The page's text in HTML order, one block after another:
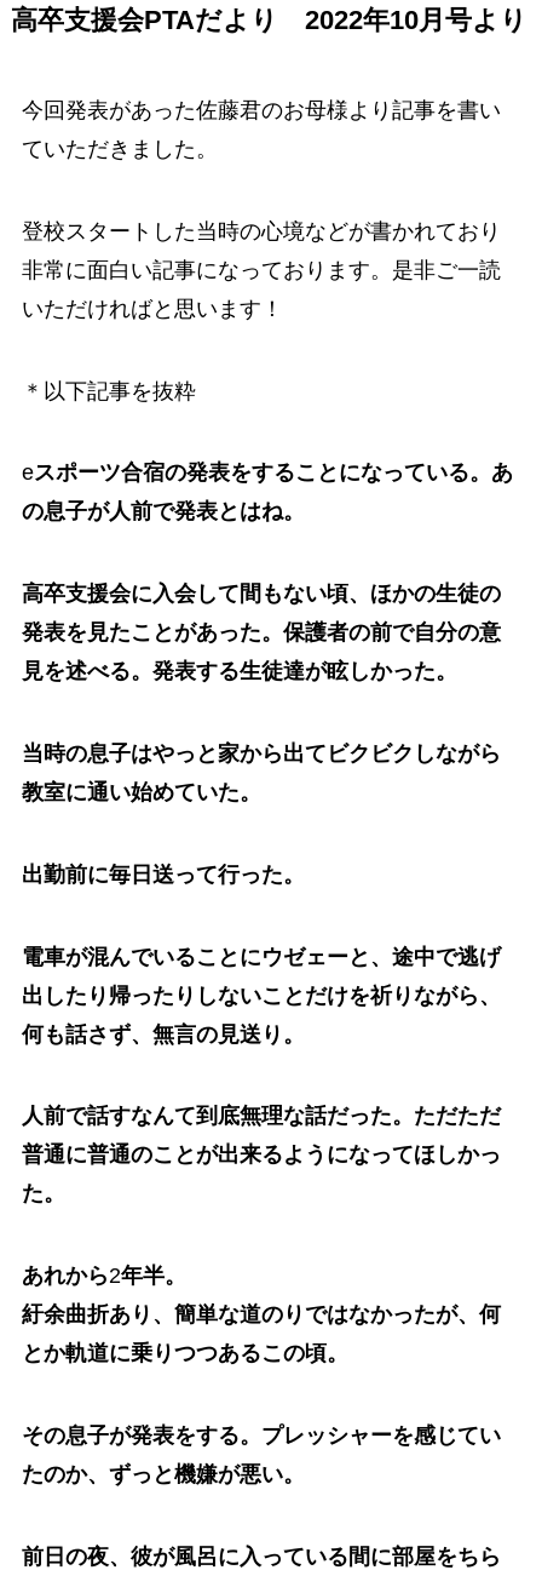
高卒支援会PTAだより 2022年10月号より
今回発表があった佐藤君のお母様より記事を書い
ていただきました。
登校スタートした当時の心境などが書かれており
非常に面白い記事になっております。是非ご一読
いただければと思います！
＊以下記事を抜粋
eスポーツ合宿の発表をすることになっている。あ
の息子が人前で発表とはね。
高卒支援会に入会して間もない頃、ほかの生徒の
発表を見たことがあった。保護者の前で自分の意
見を述べる。発表する生徒達が眩しかった。
当時の息子はやっと家から出てビクビクしながら
教室に通い始めていた。
出勤前に毎日送って行った。
電車が混んでいることにウゼェーと、途中で逃げ
出したり帰ったりしないことだけを祈りながら、
何も話さず、無言の見送り。
人前で話すなんて到底無理な話だった。ただただ
普通に普通のことが出来るようになってほしかっ
た。
あれから2年半。
紆余曲折あり、簡単な道のりではなかったが、何
とか軌道に乗りつつあるこの頃。
その息子が発表をする。プレッシャーを感じてい
たのか、ずっと機嫌が悪い。
前日の夜、彼が風呂に入っている間に部屋をちら